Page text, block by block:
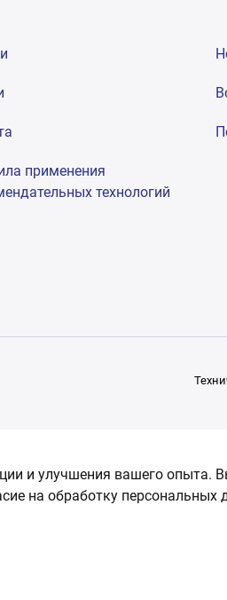
применения
технологий
и улучшения вашего опыта.
на обработку персональных